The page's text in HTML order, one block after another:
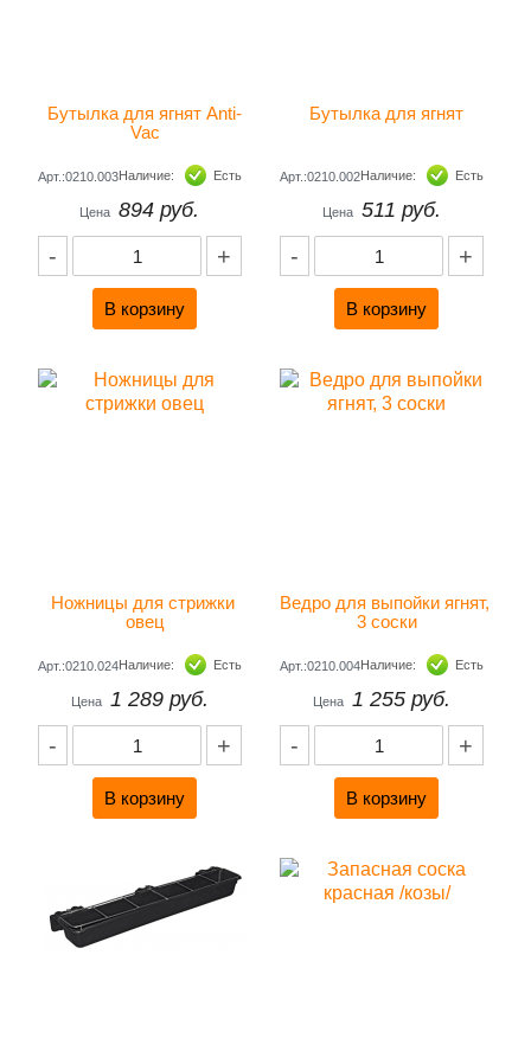
Бутылка для ягнят Anti-
Vac
Арт.:0210.003Наличие: Есть
Цена 894 руб.
- +
Бутылка для ягнят
Арт.:0210.002Наличие: Есть
Цена 511 руб.
- +
Ножницы для стрижки
овец
Арт.:0210.024Наличие: Есть
Цена 1 289 руб.
- +
Ведро для выпойки ягнят,
3 соски
Арт.:0210.004Наличие: Есть
Цена 1 255 руб.
- +